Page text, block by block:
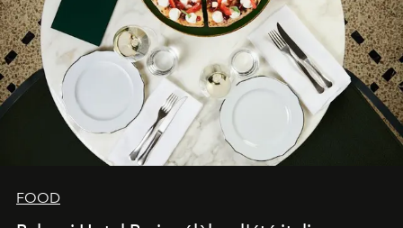
FOOD